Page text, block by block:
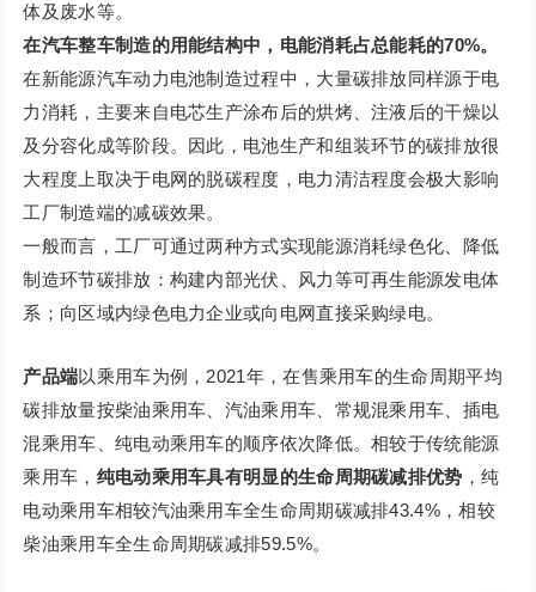
体及废水等。
在汽车整车制造的用能结构中，电能消耗占总能耗的70%。
在新能源汽车动力电池制造过程中，大量碳排放同样源于电
力消耗，主要来自电芯生产涂布后的烘烤、注液后的干燥以
及分容化成等阶段。因此，电池生产和组装环节的碳排放很
大程度上取决于电网的脱碳程度，电力清洁程度会极大影响
工厂制造端的减碳效果。
一般而言，工厂可通过两种方式实现能源消耗绿色化、降低
制造环节碳排放：构建内部光伏、风力等可再生能源发电体
系；向区域内绿色电力企业或向电网直接采购绿电。
产品端以乘用车为例，2021年，在售乘用车的生命周期平均
碳排放量按柴油乘用车、汽油乘用车、常规混乘用车、插电
混乘用车、纯电动乘用车的顺序依次降低。相较于传统能源
乘用车， 纯电动乘用车具有明显的生命周期碳减排优势 ，纯
电动乘用车相较汽油乘用车全生命周期碳减排43.4%，相较
柴油乘用车全生命周期碳减排59.5%。